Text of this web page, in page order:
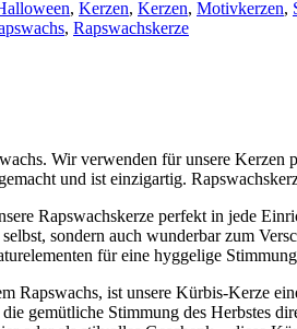
, Kerzen, Kerzen, Motivkerzen,
, Rapswachskerze
Wir verwenden für unsere
und ist einzigartig.
Rapswachskerze perfekt in jede
sondern auch wunderbar zum
für eine hyggelige
Rapswachs, ist unsere Kürbis-Kerze
gemütliche Stimmung des Herbstes